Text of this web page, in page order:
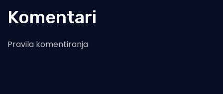
Komentari
Pravila komentiranja